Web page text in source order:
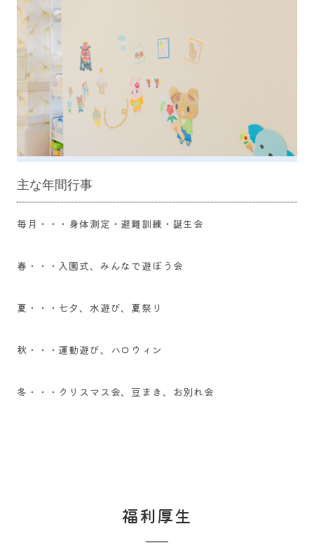
主な​年間行事
毎月・・・身体測定・避難訓練・誕生会
春・・・入園式、みんなで遊ぼう会
夏・・・七夕、水遊び、夏祭り
秋・・・運動遊び、ハロウィン
​冬・・・クリスマス会、豆まき、お別れ会
福利厚生